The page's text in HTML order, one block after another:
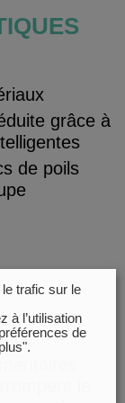
grâce à
de poils
le
trafic sur le
à l’utilisation
de